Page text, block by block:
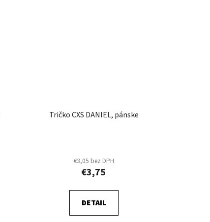
Tričko CXS DANIEL, pánske
€3,05 bez DPH
€3,75
DETAIL